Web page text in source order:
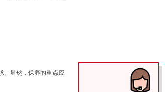
。显然，保养的重点应